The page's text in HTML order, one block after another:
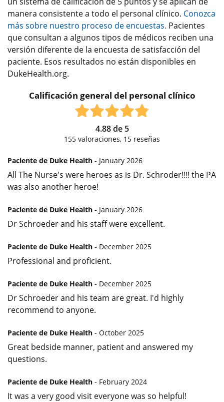
manera consistente a todo el personal clínico. Conozca
más sobre nuestro proceso de encuestas. Pacientes
que consultan a algunos tipos de médicos reciben una
versión diferente de la encuesta de satisfacción del
paciente. Esos resultados no están disponibles en
DukeHealth.org.
Calificación general del personal clínico
4.88de 5
155 valoraciones, 15 reseñas
Paciente de Duke Health - January 2026
All The Nurse's were heroes as is Dr. Schroder!!!! the PA
was also another heroe!
Paciente de Duke Health - January 2026
Dr Schroeder and his staff were excellent.
Paciente de Duke Health - December 2025
Professional and proficient.
Paciente de Duke Health - December 2025
Dr Schroeder and his team are great. I'd highly
recommend to anyone.
Paciente de Duke Health - October 2025
Great bedside manner, patient and answered my
questions.
Paciente de Duke Health - February 2024
It was a very good visit everyone was so helpful!